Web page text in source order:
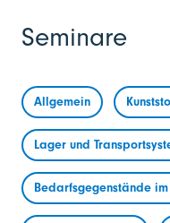
Seminare
Allgemein
Lager und
Bedarfsgegenstände